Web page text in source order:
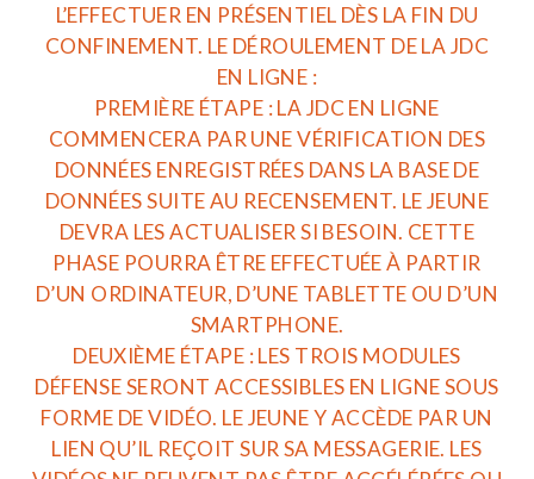
L’EFFECTUER EN PRÉSENTIEL DÈS LA FIN DU
CONFINEMENT. LE DÉROULEMENT DE LA JDC
EN LIGNE :
PREMIÈRE ÉTAPE : LA JDC EN LIGNE
COMMENCERA PAR UNE VÉRIFICATION DES
DONNÉES ENREGISTRÉES DANS LA BASE DE
DONNÉES SUITE AU RECENSEMENT. LE JEUNE
DEVRA LES ACTUALISER SI BESOIN. CETTE
PHASE POURRA ÊTRE EFFECTUÉE À PARTIR
D’UN ORDINATEUR, D’UNE TABLETTE OU D’UN
SMARTPHONE.
DEUXIÈME ÉTAPE : LES TROIS MODULES
DÉFENSE SERONT ACCESSIBLES EN LIGNE SOUS
FORME DE VIDÉO. LE JEUNE Y ACCÈDE PAR UN
LIEN QU’IL REÇOIT SUR SA MESSAGERIE. LES